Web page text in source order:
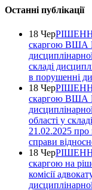
Останні публікації
18 Чер
скаргою ВША
складі
в порушенні
18 Чер
скаргою ВША
області у
21.02.2025 про
справи
18 Чер
скаргою на
комісії